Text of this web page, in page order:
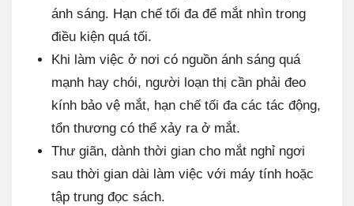
ánh sáng. Hạn chế tối đa để mắt nhìn trong
điều kiện quá tối.
Khi làm việc ở nơi có nguồn ánh sáng quá
mạnh hay chói, người loạn thị cần phải đeo
kính bảo vệ mắt, hạn chế tối đa các tác động,
tổn thương có thể xảy ra ở mắt.
Thư giãn, dành thời gian cho mắt nghỉ ngơi
sau thời gian dài làm việc với máy tính hoặc
tập trung đọc sách.